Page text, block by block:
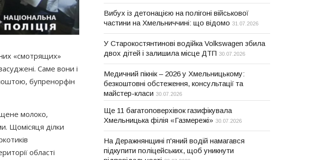
«смотрящих»
Саме вони і
бупренорфін
молоко,
Щомісяця ділки
області
Вибух із детонацією на полігоні військової
частини на Хмельниччині: що відомо 31.07.2026
У Старокостянтинові водійка Volkswagen збила
двох дітей і залишила місце ДТП 30.07.2026
Медичний пікнік – 2026 у Хмельницькому:
безкоштовні обстеження, консультації та
майстер-класи 30.07.2026
Ще 11 багатоповерхівок газифікувала
Хмельницька філія «Газмережі» 30.07.2026
На Деражнянщині п'яний водій намагався
підкупити поліцейських, щоб уникнути